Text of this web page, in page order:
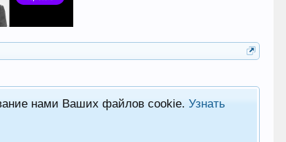
нами Ваших файлов cookie.Узнать